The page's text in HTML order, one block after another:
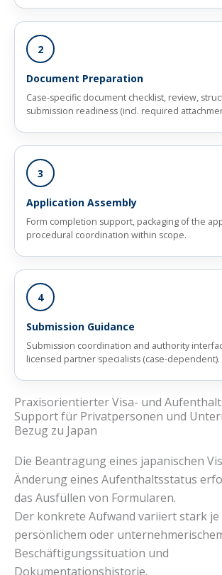
2
Document Preparation
Case-specific document checklist, review,
submission readiness (incl. required
3
Application Assembly
Form completion support, packaging of the
procedural coordination within scope.
4
Submission Guidance
Submission coordination and authority
licensed partner specialists (case-dependent).
Praxisorientierter Visa- und
Support für Privatpersonen und
Bezug zu Japan
Die Beantragung eines japanischen
Änderung eines Aufenthaltsstatus
das Ausfüllen von Formularen.
Der konkrete Aufwand variiert stark je
persönlichem oder
Beschäftigungssituation und
Dokumentationshistorie.